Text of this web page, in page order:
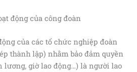
động của công đoàn
của các tổ chức nghiệp đoàn
thành lập) nhằm bảo đảm quyền
lương, giờ lao động…) là người lao